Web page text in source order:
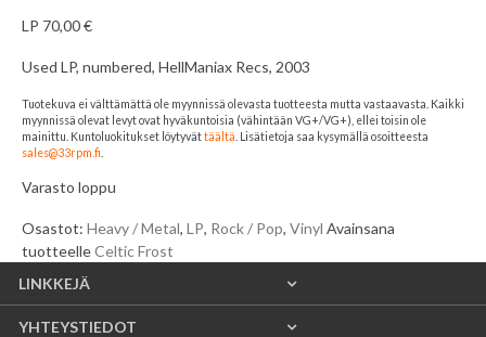
LP 70,00€
Used LP, numbered, HellManiax Recs, 2003
Tuotekuva ei välttämättä ole myynnissä olevasta tuotteesta mutta vastaavasta. Kaikki
myynnissä olevat levyt ovat hyväkuntoisia (vähintään VG+/VG+), ellei toisin ole
mainittu. Kuntoluokitukset löytyvättäältä . Lisätietoja saa kysymällä osoitteesta
sales@33rpm.fi
Varasto loppu
Osastot: Heavy / Metal, LP, Rock / Pop, Vinyl Avainsana
tuotteelleCeltic Frost
LINKKEJÄ
YHTEYSTIEDOT